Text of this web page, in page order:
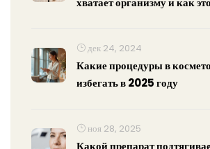
дек 24, 2024
Какие процедуры в
избегать в 2025 году
ноя 28, 2025
Какой препарат